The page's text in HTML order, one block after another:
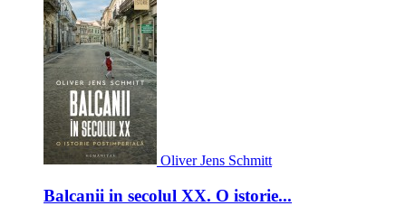
Oliver Jens Schmitt
Balcanii in secolul XX. O istorie...